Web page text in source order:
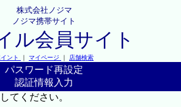
株式会社ノジマ
ノジマ携帯サイト
ル会員サイト
ント ｜ マイページ ｜ 店舗検索
パスワード再設定
認証情報入力
てください。